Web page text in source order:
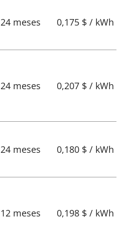
24 meses 0,175 $ / kWh
24 meses 0,207 $ / kWh
24 meses 0,180 $ / kWh
12 meses 0,198 $ / kWh